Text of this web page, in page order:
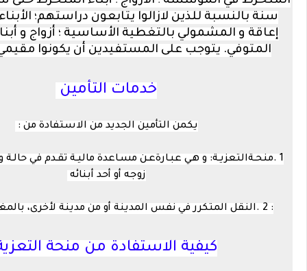
سنة بالنسبة للذين لازالوا يتابعون دراستهم؛
إعاقة و المشمولي بالتغطية الأساسية ؛ أزواج و
المتوفي. يتوجب على المستفيدين أن يكونوا
خدمات التأمين
يكمن التأمين الجديد من الاستفادة من :
1 .منحـةالتعزيـة: و هـي عبـارةعـن مسـاعدة ماليـة تقـدم في حالـة
زوجه أو أحد أبنائه
: 2 .النقل المتكرر في نفس المدينة أو من مدينة لأخرى، بالمغرب أو بالخارج
كيفية الاستفادة من منحة